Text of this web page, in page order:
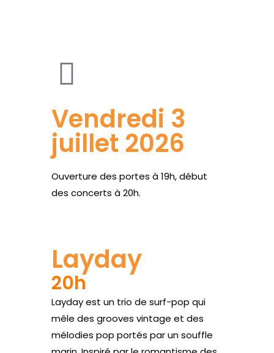
Vendredi 3
juillet 2026
Ouverture des portes à 19h, début
des concerts à 20h.
Layday
20h
Layday est un trio de surf-pop qui
mêle des grooves vintage et des
mélodies pop portés par un souffle